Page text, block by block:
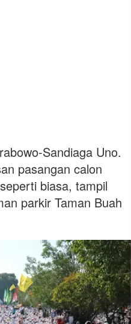
Sandiaga Uno.
pasangan calon
biasa, tampil
parkir Taman Buah